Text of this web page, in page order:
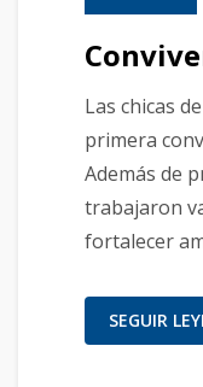
Las chicas
primera
Además de
trabajaron
fortalecer
SEGUIR